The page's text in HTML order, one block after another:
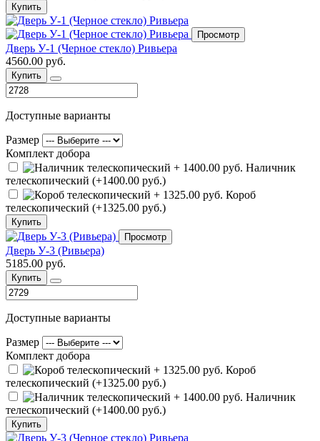
Купить
Просмотр
Дверь У-1 (Черное стекло) Ривьера
4560.00 руб.
Купить
Доступные варианты
Размер
Комплект добора
Наличник
телескопический (+1400.00 руб.)
Короб
телескопический (+1325.00 руб.)
Купить
Просмотр
Дверь У-3 (Ривьера)
5185.00 руб.
Купить
Доступные варианты
Размер
Комплект добора
Короб
телескопический (+1325.00 руб.)
Наличник
телескопический (+1400.00 руб.)
Купить